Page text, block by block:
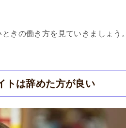
きの働き方を見ていきましょう。
トは辞めた方が良い